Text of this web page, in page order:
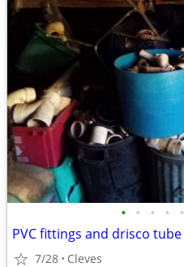
• • • • •
PVC fittings and drisco tube
7/28 Cleves